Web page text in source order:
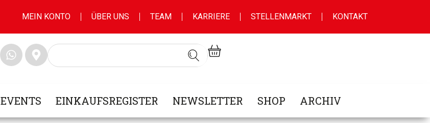
MEIN KONTO ÜBER UNS TEAM KARRIERE STELLENMARKT KONTAKT
EVENTS EINKAUFSREGISTER NEWSLETTER SHOP ARCHIV